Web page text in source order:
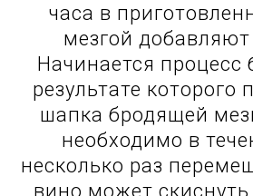
часа в
мезгой
Начинается процесс
результате которого
шапка бродящей
необходимо в
несколько раз
вино может